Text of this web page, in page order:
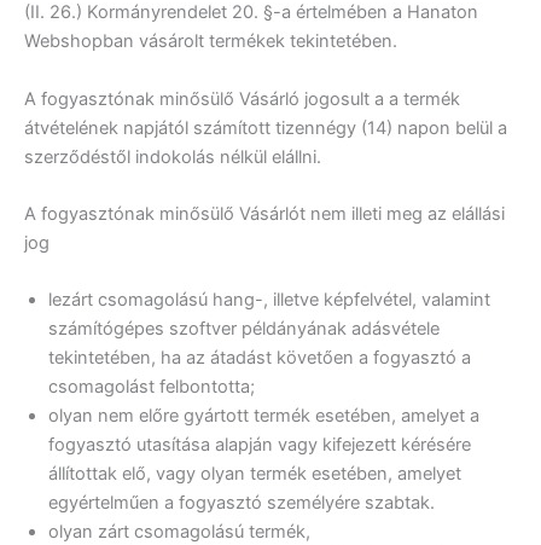
(II. 26.) Kormányrendelet 20. §-a értelmében a Hanaton
Webshopban vásárolt termékek tekintetében.
A fogyasztónak minősülő Vásárló jogosult a a termék
átvételének napjától számított tizennégy (14) napon belül a
szerződéstől indokolás nélkül elállni.
A fogyasztónak minősülő Vásárlót nem illeti meg az elállási
jog
lezárt csomagolású hang-, illetve képfelvétel, valamint
számítógépes szoftver példányának adásvétele
tekintetében, ha az átadást követően a fogyasztó a
csomagolást felbontotta;
olyan nem előre gyártott termék esetében, amelyet a
fogyasztó utasítása alapján vagy kifejezett kérésére
állítottak elő, vagy olyan termék esetében, amelyet
egyértelműen a fogyasztó személyére szabtak.
olyan zárt csomagolású termék,